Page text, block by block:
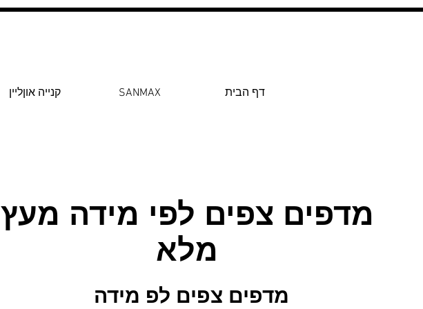
דף הבית SANMAX קנייה אוןליין
מדפים צפים לפי מידה מעץ
מלא
מדפים צפים לפ מידה